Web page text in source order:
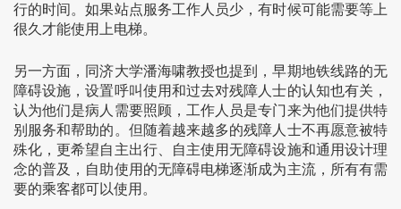
行的时间。如果站点服务工作人员少，有时候可能需要等上
很久才能使用上电梯。
另一方面，同济大学潘海啸教授也提到，早期地铁线路的无
障碍设施，设置呼叫使用和过去对残障人士的认知也有关，
认为他们是病人需要照顾，工作人员是专门来为他们提供特
别服务和帮助的。但随着越来越多的残障人士不再愿意被特
殊化，更希望自主出行、自主使用无障碍设施和通用设计理
念的普及，自助使用的无障碍电梯逐渐成为主流，所有有需
要的乘客都可以使用。